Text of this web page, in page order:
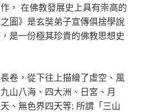
， 在佛教發展史上具有崇高的
圖》是玄奘弟子宣傳俱捨學說
是一份極其珍貴的佛教思想史
卷，從下往上描繪了虛空、風
山八海、四大洲、日宮、月
、無色界四天等; 所謂「三山